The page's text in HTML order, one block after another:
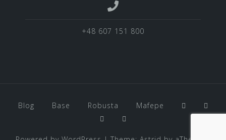
+48 607 151 800
Blog Base Robusta Mafepe